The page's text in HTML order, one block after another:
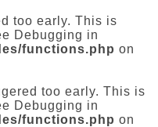
too early. This is
Debugging in
functions.php on
too early. This is
Debugging in
functions.php on